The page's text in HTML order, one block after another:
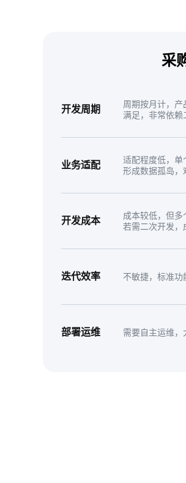
采
开发周期
周期按月计，
满足，非常依赖
业务适配
适配程度低，单
形成数据孤岛，
开发成本
成本较低，但多
若需二次开发，
迭代效率 不敏捷，标准功
部署运维 需要自主运维